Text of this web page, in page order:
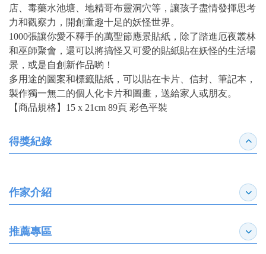
店、毒藥水池塘、地精哥布靈洞穴等，讓孩子盡情發揮思考
力和觀察力，開創童趣十足的妖怪世界。
1000張讓你愛不釋手的萬聖節應景貼紙，除了踏進厄夜叢林
和巫師聚會，還可以將搞怪又可愛的貼紙貼在妖怪的生活場
景，或是自創新作品喲！
多用途的圖案和標籤貼紙，可以貼在卡片、信封、筆記本，
製作獨一無二的個人化卡片和圖畫，送給家人或朋友。
【商品規格】15 x 21cm 89頁 彩色平裝
得獎紀錄 收合
作家介紹 展開
推薦專區 展開